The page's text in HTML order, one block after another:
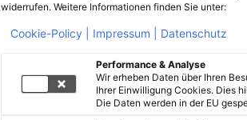
widerrufen. Weitere Informationen finden Sie unter:
Cookie-Policy | Impressum | Datenschutz
Performance & Analyse
Wir erheben Daten über Ihren
Ihrer Einwilligung Cookies. Dies
Die Daten werden in der EU